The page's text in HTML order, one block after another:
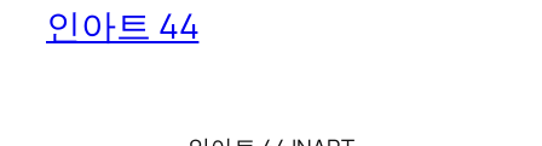
인아트 44